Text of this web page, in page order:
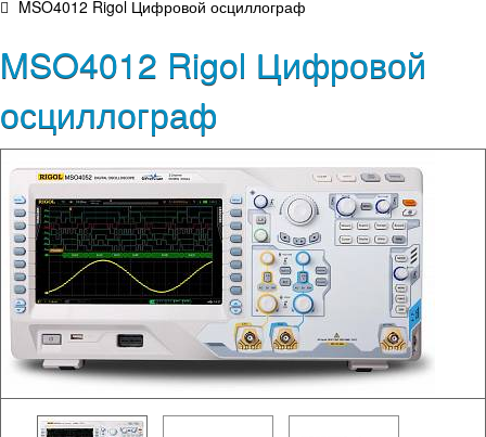
MSO4012 Rigol Цифровой осциллограф
MSO4012 Rigol Цифровой
осциллограф